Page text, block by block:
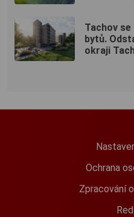
Tachov
bytů.
okraji
Ochrana
Zpracování